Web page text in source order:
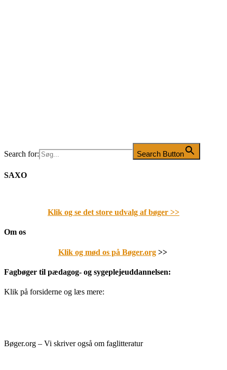
Search for: Search Button
SAXO
Klik og se det store udvalg af bøger >>
Om os
Klik og mød os på Bøger.org>>
Fagbøger til pædagog- og sygeplejeuddannelsen:
Klik på forsiderne og læs mere:
Bøger.org – Vi skriver også om faglitteratur